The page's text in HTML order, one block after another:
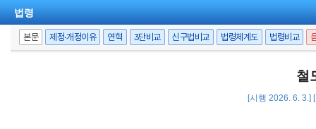
법령
본문 제정·개정이유 연혁 3단비교 신구법비교 법령체계도 법령비교
철
[시행 2026. 6. 3.]